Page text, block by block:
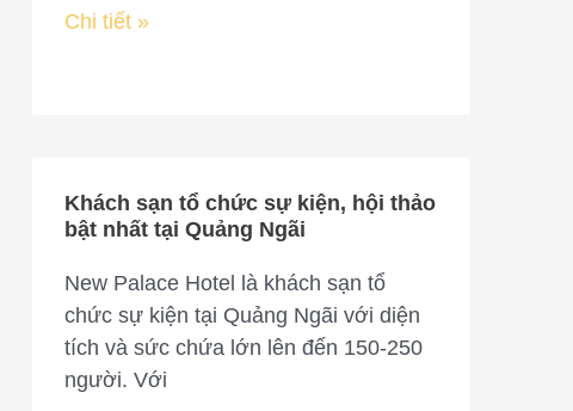
Chi tiết »
Khách sạn tổ chức sự kiện, hội thảo
bật nhất tại Quảng Ngãi
New Palace Hotel là khách sạn tổ
chức sự kiện tại Quảng Ngãi với diện
tích và sức chứa lớn lên đến 150-250
người. Với
Khách
sạn
chức
sự
kiện,
hội